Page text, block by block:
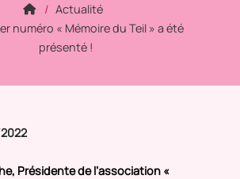
Actualité
numéro « Mémoire du Teil » a été
présenté !
Présidente de l’association «